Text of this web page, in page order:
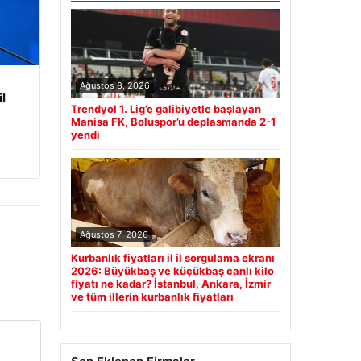
Ağustos 8, 2026
Trendyol 1. Lig’e galibiyetle başlayan
Manisa FK, Boluspor’u deplasmanda 2-1
yendi
Ağustos 7, 2026
Kurbanlık fiyatları il il sorgulama ekranı
2026: Büyükbaş ve küçükbaş canlı kilo
fiyatı ne kadar? İstanbul, Ankara, İzmir
ve tüm illerin kurbanlık fiyatları